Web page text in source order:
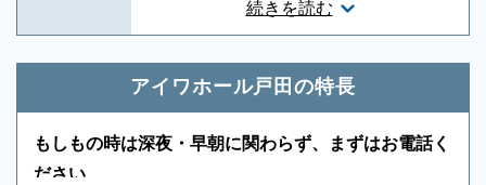
続きを読む
友人葬対応 ○ 社葬対応 -
アイワホール戸田の特長
もしもの時は深夜・早朝に関わらず、まずはお電話く
ださい